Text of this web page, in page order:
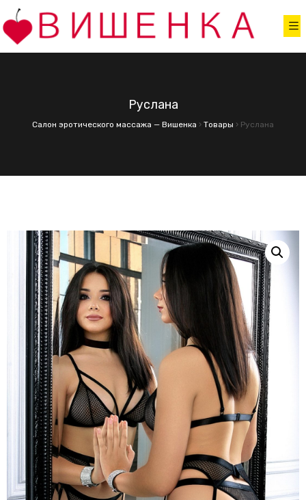
Руслана
Салон эротического массажа — Вишенка › Товары › Руслана